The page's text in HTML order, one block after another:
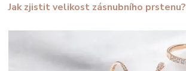
Jak zjistit velikost zásnubního prstenu?